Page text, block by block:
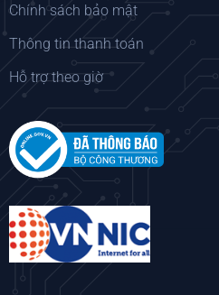
Chính sách bảo mật
Thông tin thanh toán
Hỗ trợ theo giờ